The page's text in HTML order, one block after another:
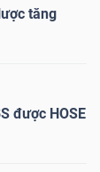
tăng
được HOSE